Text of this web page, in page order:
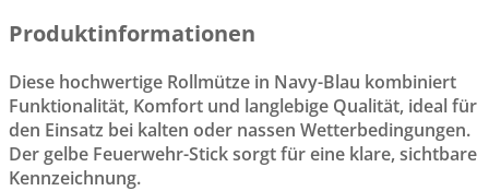
Produktinformationen
Diese hochwertige Rollmütze in Navy-Blau kombiniert
Funktionalität, Komfort und langlebige Qualität, ideal für
den Einsatz bei kalten oder nassen Wetterbedingungen.
Der gelbe Feuerwehr-Stick sorgt für eine klare, sichtbare
Kennzeichnung.